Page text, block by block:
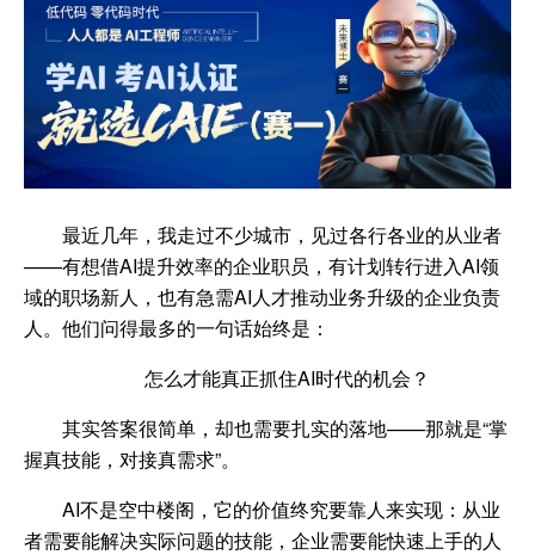
最近几年，我走过不少城市，见过各行各业的从业者
——有想借AI提升效率的企业职员，有计划转行进入AI领
域的职场新人，也有急需AI人才推动业务升级的企业负责
人。他们问得最多的一句话始终是：
怎么才能真正抓住AI时代的机会 ？
其实答案很简单，却也需要扎实的落地——那就是“掌
握真技能，对接真需求”。
AI不是空中楼阁，它的价值终究要靠人来实现：从业
者需要能解决实际问题的技能，企业需要能快速上手的人
你好👋 我是 CAIE AI 助手，很高兴为你服
务！关于认证等级、报考流程、企业合作等
问题都可以问我。